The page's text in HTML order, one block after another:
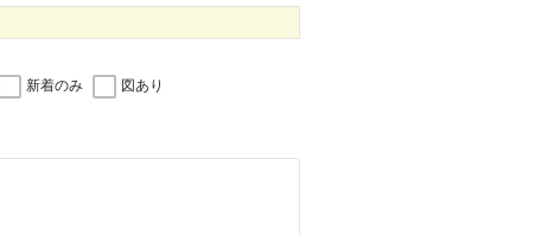
新着のみ 図あり